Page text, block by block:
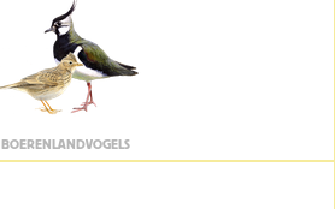
BOERENLANDVOGELS